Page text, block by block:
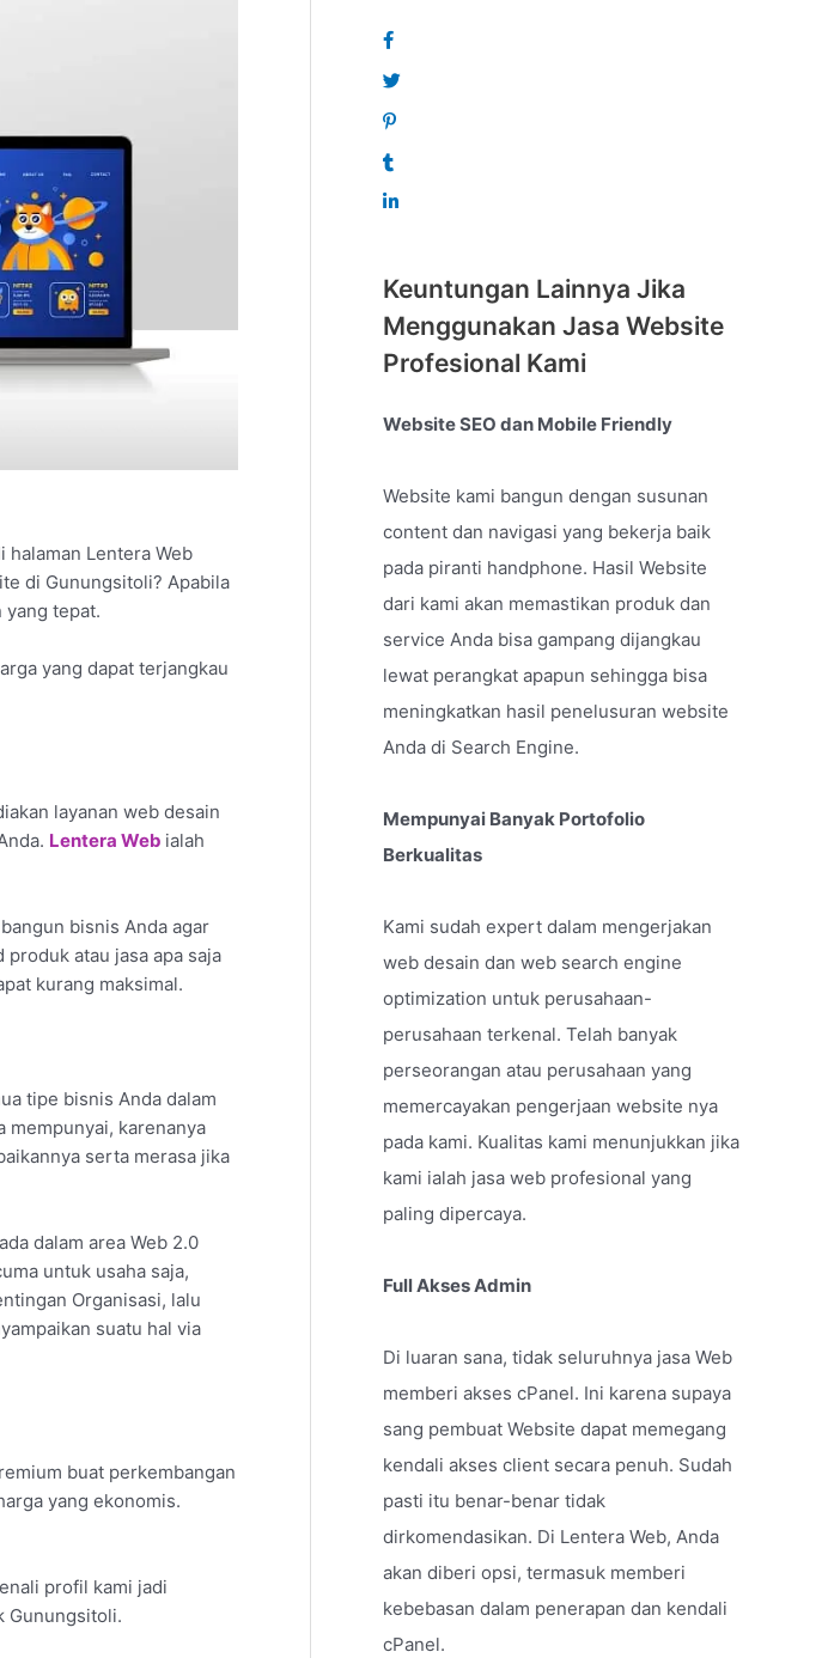
halaman Lentera Web
di Gunungsitoli? Apabila
yang tepat.
yang dapat terjangkau
layanan web desain
Lentera Web ialah
bisnis Anda agar
atau jasa apa saja
kurang maksimal.
tipe bisnis Anda dalam
mempunyai, karenanya
serta merasa jika
dalam area Web 2.0
untuk usaha saja,
Organisasi, lalu
suatu hal via
buat perkembangan
yang ekonomis.
profil kami jadi
Gunungsitoli.
Keuntungan Lainnya Jika
Menggunakan Jasa Website
Profesional Kami
Website SEO dan Mobile Friendly
Website kami bangun dengan susunan
content dan navigasi yang bekerja baik
pada piranti handphone. Hasil Website
dari kami akan memastikan produk dan
service Anda bisa gampang dijangkau
lewat perangkat apapun sehingga bisa
meningkatkan hasil penelusuran website
Anda di Search Engine.
Mempunyai Banyak Portofolio
Berkualitas
Kami sudah expert dalam mengerjakan
web desain dan web search engine
optimization untuk perusahaan-
perusahaan terkenal. Telah banyak
perseorangan atau perusahaan yang
memercayakan pengerjaan website nya
pada kami. Kualitas kami menunjukkan jika
kami ialah jasa web profesional yang
paling dipercaya.
Full Akses Admin
Di luaran sana, tidak seluruhnya jasa Web
memberi akses cPanel. Ini karena supaya
sang pembuat Website dapat memegang
kendali akses client secara penuh. Sudah
pasti itu benar-benar tidak
dirkomendasikan. Di Lentera Web, Anda
akan diberi opsi, termasuk memberi
kebebasan dalam penerapan dan kendali
cPanel.